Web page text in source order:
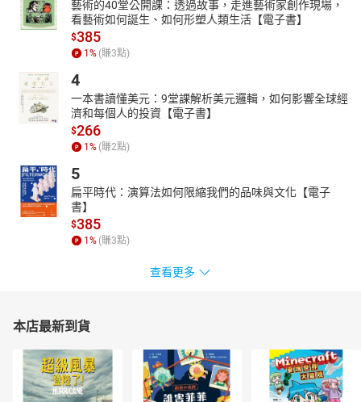
藝術的40堂公開課：透過故事，走進藝術家創作現場，
看藝術如何誕生、如何形塑人類生活【電子書】
$385
1% (賺3點)
4
一本書讀懂美元：9堂課解析美元邏輯，如何影響全球經
濟和每個人的投資【電子書】
$266
1% (賺2點)
5
扁平時代：演算法如何限縮我們的品味與文化【電子
書】
$385
1% (賺3點)
查看更多
本店最新到貨